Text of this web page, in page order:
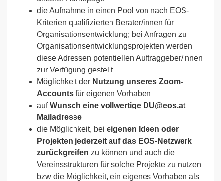
die Aufnahme in einen Pool von nach EOS-
Kriterien qualifizierten Berater/innen für
Organisationsentwicklung; bei Anfragen zu
Organisationsentwicklungsprojekten werden
diese Adressen potentiellen Auftraggeber/innen
zur Verfügung gestellt
Möglichkeit der Nutzung unseres Zoom-
Accounts für eigenen Vorhaben
aufWunsch eine vollwertige DU@eos.at
Mailadresse
die Möglichkeit, bei eigenen Ideen oder
Projekten jederzeit auf das EOS-Netzwerk
zurückgreifen zu können und auch die
Vereinsstrukturen für solche Projekte zu nutzen
bzw die Möglichkeit, ein eigenes Vorhaben als